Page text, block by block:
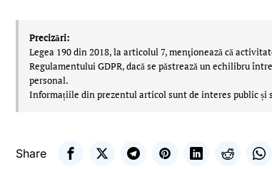
Precizări:
Legea 190 din 2018, la articolul 7, menţionează că
Regulamentului GDPR, dacă se păstrează un echilibru
personal.
Informațiile din prezentul articol sunt de interes public și
Share